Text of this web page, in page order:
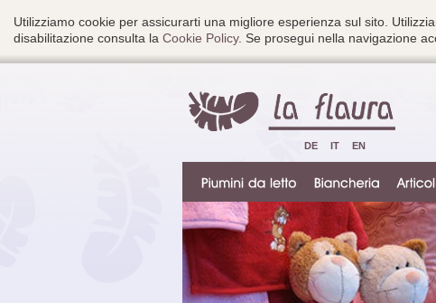
Utilizziamo cookie per assicurarti una migliore esperienza sul sito.
disabilitazione consulta la Cookie Policy. Se prosegui nella navigazione
DE IT EN